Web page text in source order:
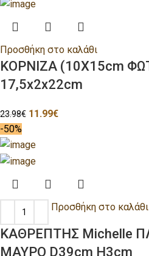
Προσθήκη στο καλάθι
ΚΟΡΝΙΖΑ (10Χ15cm
17,5x2x22cm
23.98€ 11.99€
-50%
Προσθήκη στο καλάθι
ΚΑΘΡΕΠΤΗΣ Michelle
ΜΑΥΡΟ D39cm H3cm